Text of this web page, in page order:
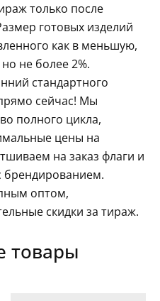
только после
готовых изделий
как в меньшую,
не более 2%.
стандартного
сейчас! Мы
полного цикла,
цены на
на заказ флаги и
брендированием.
оптом,
скидки за тираж.
товары